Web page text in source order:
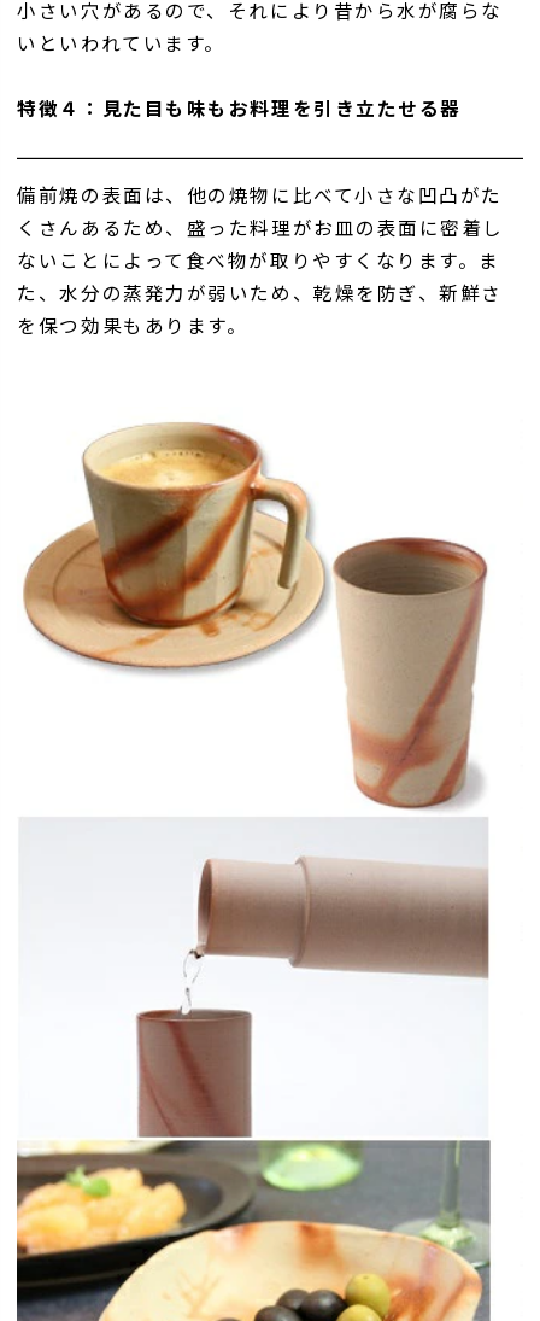
小さい穴があるので、それにより昔から水が腐らな
いといわれています。
特徴４：見た目も味もお料理を引き立たせる器
備前焼の表面は、他の焼物に比べて小さな凹凸がた
くさんあるため、盛った料理がお皿の表面に密着し
ないことによって食べ物が取りやすくなります。ま
た、水分の蒸発力が弱いため、乾燥を防ぎ、新鮮さ
を保つ効果もあります。